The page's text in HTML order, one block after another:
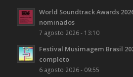
World Soundtrack Awards
nominados
7 agosto 2026 - 13:10
Festival Musimagem Brasil
completo
6 agosto 2026 - 09:55